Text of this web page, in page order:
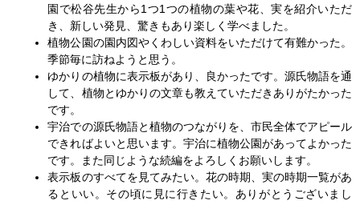
園で松谷先生から1つ1つの植物の葉や花、実を紹介いただ
き、新しい発見、驚きもあり楽しく学べました。
植物公園の園内図やくわしい資料をいただけて有難かった。
季節毎に訪ねようと思う。
ゆかりの植物に表示板があり、良かったです。源氏物語を通
して、植物とゆかりの文章も教えていただきありがたかった
です。
宇治での源氏物語と植物のつながりを、市民全体でアピール
できればよいと思います。宇治に植物公園があってよかった
です。また同じような続編をよろしくお願いします。
表示板のすべてを見てみたい。花の時期、実の時期一覧があ
るといい。その頃に見に行きたい。ありがとうございまし